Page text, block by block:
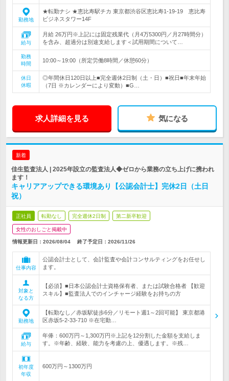
勤務地
★転勤ナシ ★恵比寿駅チカ 東京都渋谷区恵比寿1-19-19 恵比寿
ビジネスタワー14F
給与
月給 26万円※上記には固定残業代（月4万5300円／月27時間分）
を含み、超過分は別途支給します＜試用期間について…
勤務
時間
10:00～19:00（所定労働8時間／休憩60分）
休日
休暇
◎年間休日120日以上■完全週休2日制（土・日）■祝日■年末年始
（7日 ※カレンダーにより変動）■G…
求人詳細を見る 気になる
新着
佳生監査法人 | 2025年設立の監査法人◆ゼロから業務の立ち上げに携われ
ます！
キャリアアップできる環境あり【公認会計士】完休2日（土日
祝）
正社員 転勤なし 完全週休2日制 第二新卒歓迎
女性のおしごと掲載中
情報更新日：2026/08/04 終了予定日： 2026/11/26
仕事内容
公認会計士として、会計監査や会計コンサルティングをお任せし
ます。
対象と
なる方
【必須】■日本公認会計士資格保有者、または試験合格者 【歓迎
スキル】■監査法人でのインチャージ経験をお持ちの方
勤務地
【転勤なし／赤坂駅徒歩6分／リモート週1～2回可能】 東京都港
区赤坂5-2-33-710 ※在宅勤…
給与
年俸：600万円～1,300万円※上記を12分割した金額を支給しま
す。※年齢、経験、能力を考慮の上、優遇します。※残…
初年度
年収
600万円～1300万円